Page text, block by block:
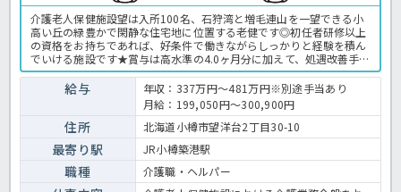
介護老人保健施設望は入所100名、石狩湾と増毛連山を一望できる小
高い丘の緑豊かで閑静な住宅地に位置する老健です◎初任者研修以上
の資格をお持ちであれば、好条件で働きながらしっかりと経験を積ん
でいける施設です★賞与は高水準の4.0ヶ月分に加えて、処遇改善手当
の支給が年2回あるなど条件面もバッチリ☆勤務時間帯に公共交通機
関の利用が難しい場合には、便利なタクシーチケットの配布もあるの
でお車をお持ちでない方でも安心◎さらに、年間休日120日以上とお
休みも豊富なので、プライベートとお仕事の両立可能♪育休・看護休
暇などの取得実績があり、ライフステージの変化にも順応に対応して
いただけますよ！気になる方はぜひほっ介護までお気軽にお問い合わ
せください！老健での介護業務全般です。 ＜介護職 正職員 老健の
給与
年収：337万円～481万円※別途手当あり
月給：199,050円～300,900円
住所 北海道小樽市望洋台2丁目30-10
最寄り駅 JR小樽築港駅
職種 介護職・ヘルパー